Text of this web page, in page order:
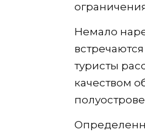
Немало
туристы
качеством